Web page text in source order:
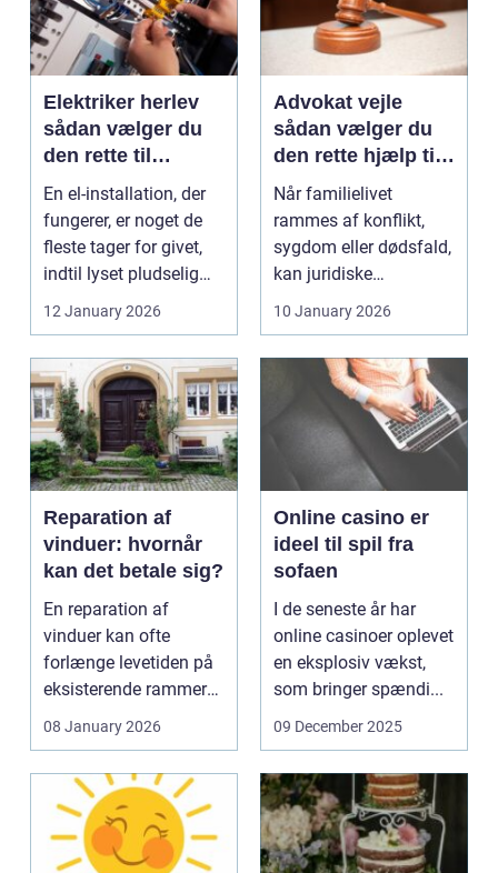
Elektriker herlev
sådan vælger du
den rette til
opgaven
En el-installation, der
fungerer, er noget de
fleste tager for givet,
indtil lyset pludselig
går, el...
12 January 2026
Advokat vejle
sådan vælger du
den rette hjælp til
familien
Når familielivet
rammes af konflikt,
sygdom eller dødsfald,
kan juridiske
spørgsmål hurtigt
vokse si...
10 January 2026
Reparation af
vinduer: hvornår
kan det betale sig?
En reparation af
vinduer kan ofte
forlænge levetiden på
eksisterende rammer
og glas med ...
08 January 2026
Online casino er
ideel til spil fra
sofaen
I de seneste år har
online casinoer oplevet
en eksplosiv vækst,
som bringer spændi...
09 December 2025